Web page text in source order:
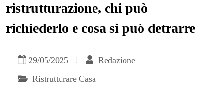
ristrutturazione, chi può
richiederlo e cosa si può detrarre
29/05/2025
Redazione
Ristrutturare Casa